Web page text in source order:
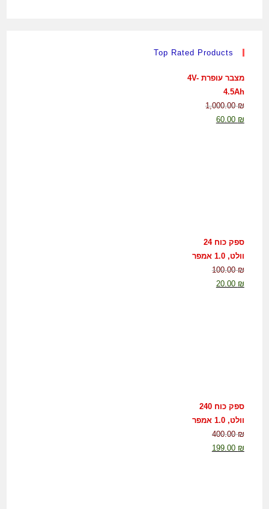
Top Rated Products
מצבר עופרת 4V-
4.5Ah
1,000.00₪
60.00 ₪
ספק כוח 24
וולט, 1.0 אמפר
100.00₪
20.00 ₪
ספק כוח 240
וולט, 1.0 אמפר
400.00₪
199.00 ₪